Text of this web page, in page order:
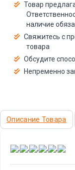
Товар
наличие
Свяжитесь с
товара
Обсудите
Непременно
Описание Товара
, , , , ,